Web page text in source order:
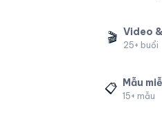
🎬 Video
25+ buổi
📋 Mẫu
15+ mẫu